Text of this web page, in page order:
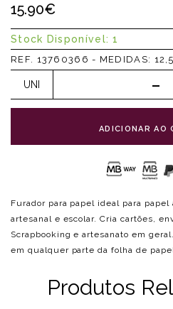
15.90€
Stock Disponível: 1
REF. 13760366 - MEDIDAS:
UNI
ADICIONAR AO
Furador para papel ideal para
artesanal e escolar. Cria cartões,
Scrapbooking e artesanato em
em qualquer parte da folha de
Produtos